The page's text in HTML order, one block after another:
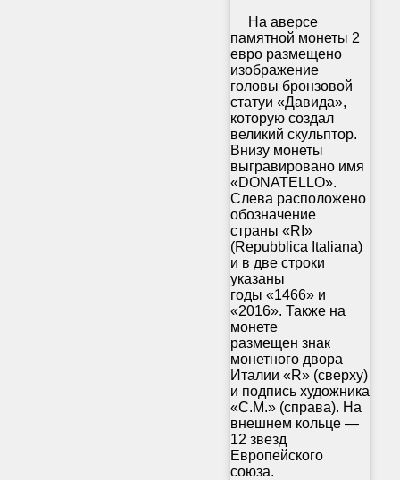
На аверсе
памятной монеты 2
евро размещено
изображение
головы бронзовой
статуи «Давида»,
которую создал
великий скульптор.
Внизу монеты
выгравировано имя
«DONATELLO».
Слева расположено
обозначение
страны «RI»
(Repubblica Italiana)
и в две строки
указаны
годы «1466» и
«2016». Также на
монете
размещен знак
монетного двора
Италии «R» (сверху)
и подпись художника
«C.M.» (справа). На
внешнем кольце —
12 звезд
Европейского
союза.